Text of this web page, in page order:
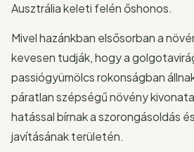
Ausztrália keleti felén őshonos.
Mivel hazánkban elsősorban a
kevesen tudják, hogy a
passiógyümölcs rokonságban
páratlan szépségű növény
hatással bírnak a szorongásoldás
javításának területén.